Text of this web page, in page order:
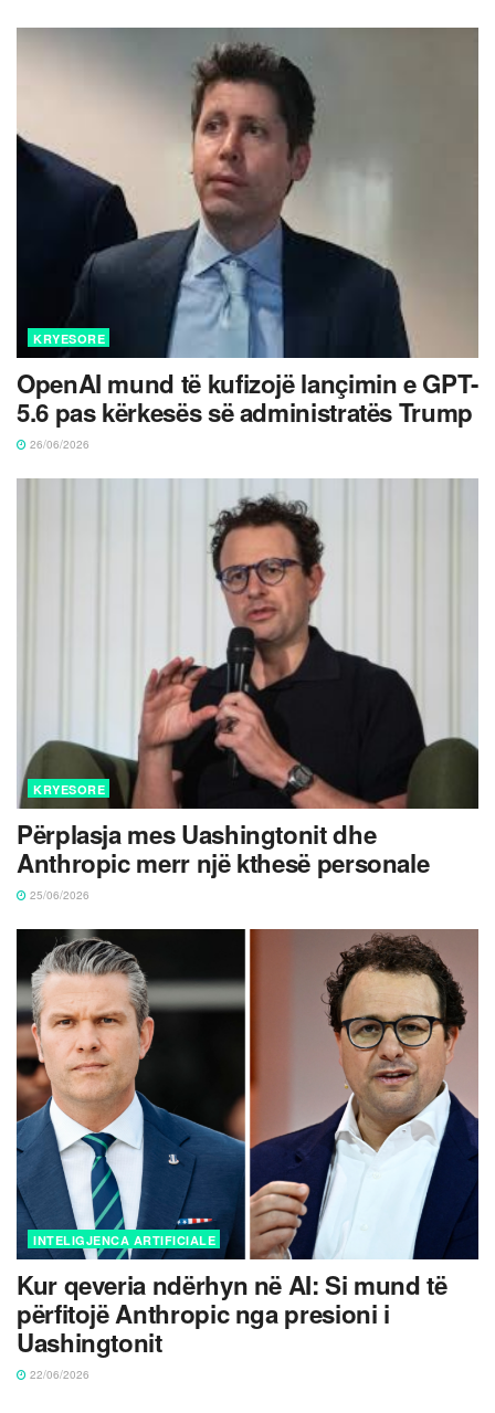
KRYESORE
OpenAI mund të kufizojë lançimin e GPT-
5.6 pas kërkesës së administratës Trump
26/06/2026
KRYESORE
Përplasja mes Uashingtonit dhe
Anthropic merr një kthesë personale
25/06/2026
INTELIGJENCA ARTIFICIALE
Kur qeveria ndërhyn në AI: Si mund të
përfitojë Anthropic nga presioni i
Uashingtonit
22/06/2026